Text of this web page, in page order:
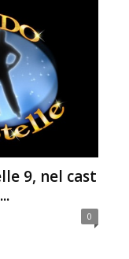
9, nel cast
0